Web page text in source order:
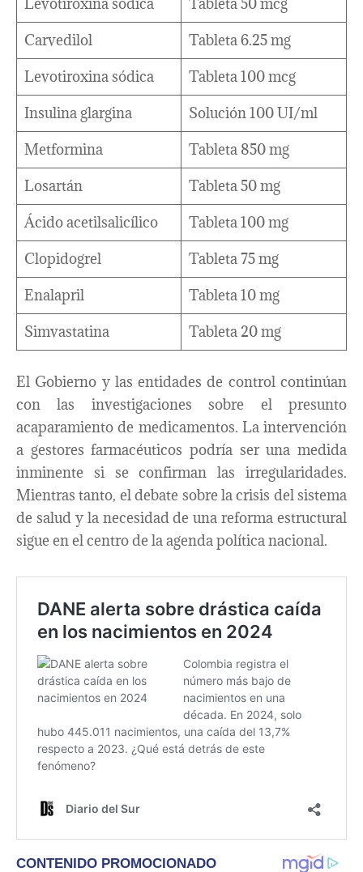
Carvedilol
Tableta 6.25 mg
Levotiroxina sódica
Tableta 100 mcg
Insulina glargina
Solución 100 UI/ml
Metformina
Tableta 850 mg
Losartán
Tableta 50 mg
Ácido acetilsalicílico
Tableta 100 mg
Clopidogrel
Tableta 75 mg
Enalapril
Tableta 10 mg
Simvastatina
Tableta 20 mg
El Gobierno y las entidades de control continúan
con las investigaciones sobre el presunto
acaparamiento de medicamentos. La intervención
a gestores farmacéuticos podría ser una medida
inminente si se confirman las irregularidades.
Mientras tanto, el debate sobre la crisis del sistema
de salud y la necesidad de una reforma estructural
sigue en el centro de la agenda política nacional.